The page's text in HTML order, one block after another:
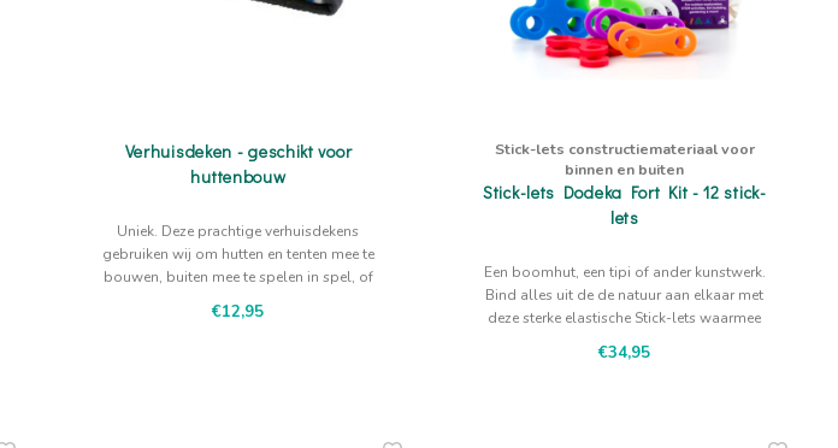
Verhuisdeken - geschikt voor
huttenbouw
Uniek. Deze prachtige verhuisdekens
gebruiken wij om hutten en tenten mee te
bouwen, buiten mee te spelen in spel, of
gewoon om op te picnicken.
€12,95
Stick-lets constructiemateriaal voor
binnen en buiten
Stick-lets Dodeka Fort Kit - 12 stick-
lets
Een boomhut, een tipi of ander kunstwerk.
Bind alles uit de de natuur aan elkaar met
deze sterke elastische Stick-lets waarmee
kinderen zelf handig een bouwwerk kunnen
maken.
€34,95